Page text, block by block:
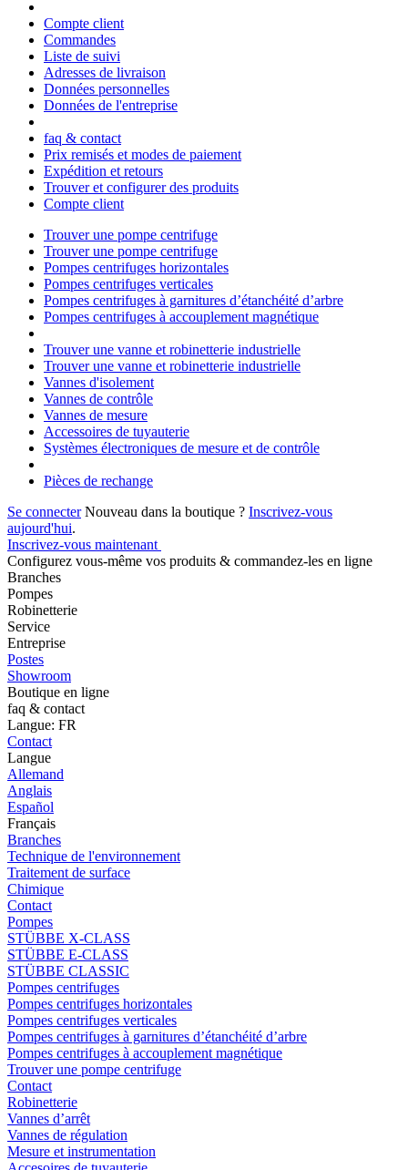
Compte client
Commandes
Liste de suivi
Adresses de livraison
Données personnelles
Données de l'entreprise
faq & contact
Prix remisés et modes de paiement
Expédition et retours
Trouver et configurer des produits
Compte client
Trouver une pompe centrifuge
Trouver une pompe centrifuge
Pompes centrifuges horizontales
Pompes centrifuges verticales
Pompes centrifuges à garnitures d’étanchéité d’arbre
Pompes centrifuges à accouplement magnétique
Trouver une vanne et robinetterie industrielle
Trouver une vanne et robinetterie industrielle
Vannes d'isolement
Vannes de contrôle
Vannes de mesure
Accessoires de tuyauterie
Systèmes électroniques de mesure et de contrôle
Pièces de rechange
Se connecter Nouveau dans la boutique ? Inscrivez-vous
aujourd'hui.
Inscrivez-vous maintenant
Configurez vous-même vos produits & commandez-les en ligne
Branches
Pompes
Robinetterie
Service
Entreprise
Postes
Showroom
Boutique en ligne
faq & contact
Langue: FR
Contact
Langue
Allemand
Anglais
Español
Français
Branches
Technique de l'environnement
Traitement de surface
Chimique
Contact
Pompes
STÜBBE X-CLASS
STÜBBE E-CLASS
STÜBBE CLASSIC
Pompes centrifuges
Pompes centrifuges horizontales
Pompes centrifuges verticales
Pompes centrifuges à garnitures d’étanchéité d’arbre
Pompes centrifuges à accouplement magnétique
Trouver une pompe centrifuge
Contact
Robinetterie
Vannes d’arrêt
Vannes de régulation
Mesure et instrumentation